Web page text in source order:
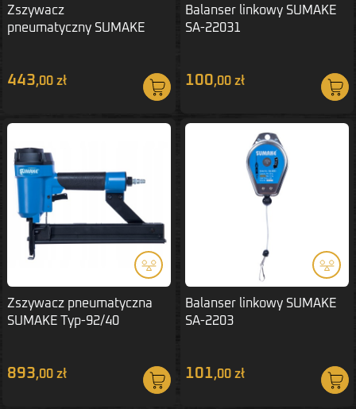
Zszywacz
pneumatyczny SUMAKE
443,00 zł
Balanser linkowy SUMAKE
SA-22031
100,00 zł
Zszywacz pneumatyczna
SUMAKE Typ-92/40
893,00 zł
Balanser linkowy SUMAKE
SA-2203
101,00 zł